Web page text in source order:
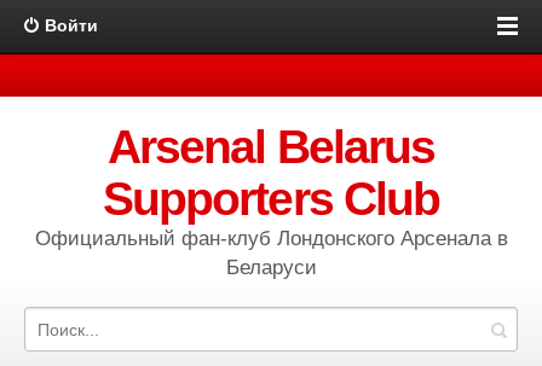
Войти
Arsenal Belarus
Supporters Club
Официальный фан-клуб Лондонского Арсенала в
Беларуси